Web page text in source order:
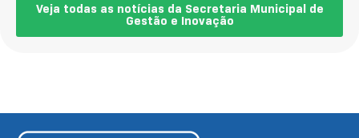
Veja todas as notícias da Secretaria Municipal de
Gestão e Inovação